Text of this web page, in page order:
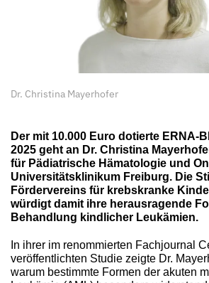
Dr. Christina Mayerhofer
Der mit 10.000 Euro dotierte ERNA-
2025 geht an Dr. Christina
für Pädiatrische Hämatologie und
Universitätsklinikum Freiburg. Die
Fördervereins für krebskranke
würdigt damit ihre herausragende
Behandlung kindlicher Leukämien.
In ihrer im renommierten Fachjournal
veröffentlichten Studie zeigte Dr.
warum bestimmte Formen der akuten